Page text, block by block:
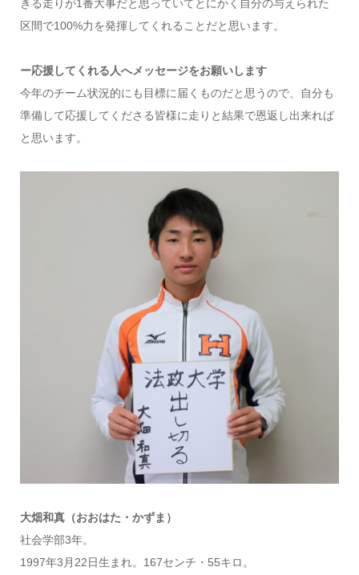
きる走りが1番大事だと思っていてとにかく自分の与えられた
区間で100%力を発揮してくれることだと思います。
ー応援してくれる人へメッセージをお願いします
今年のチーム状況的にも目標に届くものだと思うので、自分も
準備して応援してくださる皆様に走りと結果で恩返し出来れば
と思います。
大畑和真（おおはた・かずま）
社会学部3年。
1997年3月22日生まれ。167センチ・55キロ。